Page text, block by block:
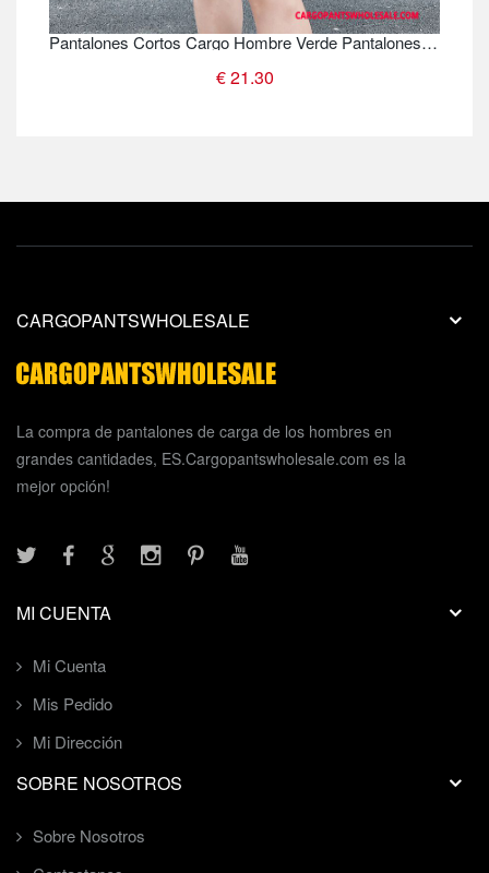
Pantalones Cortos Cargo Hombre Verde Pantalones Color Sólido Shorts Talla Grande Pantalones Cortos
€ 21.30
CARGOPANTSWHOLESALE
La compra de pantalones de carga de los hombres en
grandes cantidades, ES.Cargopantswholesale.com es la
mejor opción!
MI CUENTA
Mi Cuenta
Mis Pedido
Mi Dirección
SOBRE NOSOTROS
Sobre Nosotros